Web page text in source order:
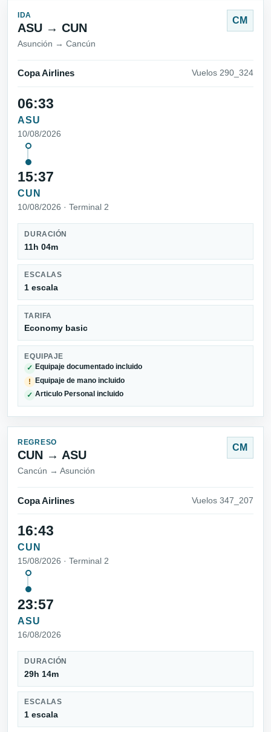
IDA
ASU → CUN
Asunción → Cancún
CM
Copa Airlines Vuelos 290_324
06:33
ASU
10/08/2026
15:37
CUN
10/08/2026 · Terminal 2
DURACIÓN
11h 04m
ESCALAS
1 escala
TARIFA
Economy basic
EQUIPAJE
✓ Equipaje documentado incluido
! Equipaje de mano incluido
✓ Articulo Personal incluido
REGRESO
CUN → ASU
Cancún → Asunción
CM
Copa Airlines Vuelos 347_207
16:43
CUN
15/08/2026 · Terminal 2
23:57
ASU
16/08/2026
DURACIÓN
29h 14m
ESCALAS
1 escala